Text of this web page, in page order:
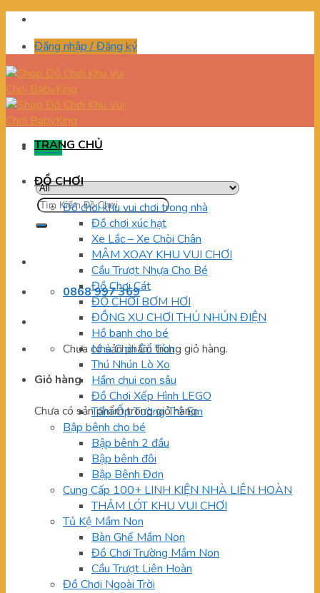
Skip
contentĐăng nhập / Đăng ký
Menu
Tìm
kiếm:
0868 997 369
Chưa có sản phẩm trong giỏ hàng.
Giỏ hàng
Chưa có sản phẩm trong giỏ hàng.
TRANG CHỦ
ĐỒ CHƠI
Đồ chơi khu vui chơi trong nhà
Đồ chơi xúc hạt
Xe Lắc – Xe Chòi Chân
MÂM XOAY KHU VUI CHƠI
Cầu Trượt Nhựa Cho Bé
Đồ Chơi Cát
ĐỒ CHƠI BƠM HƠI
ĐỒNG XU CHƠI THÚ NHÚN ĐIỆN
Hồ banh cho bé
Nhà Chòi Cổ Tích
Thú Nhún Lò Xo
Hầm chui con sâu
Đồ Chơi Xếp Hình LEGO
Tấm Ốp Tường Trẻ Em
Bập bênh cho bé
Bập bênh 2 đầu
Bập bênh đôi
Bập Bênh Đơn
Cung Cấp 100+ LINH KIỆN NHÀ LIÊN HOÀN
THẢM LÓT KHU VUI CHƠI
Tủ Kệ Mầm Non
Bàn Ghế Mầm Non
Đồ Chơi Trường Mầm Non
Cầu Trượt Liên Hoàn
Đồ Chơi Ngoài Trời